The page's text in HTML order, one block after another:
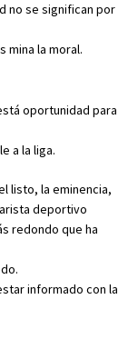
no se significan por
mina la moral.
oportunidad para
a la liga.
listo, la eminencia,
deportivo
redondo que ha
informado con la